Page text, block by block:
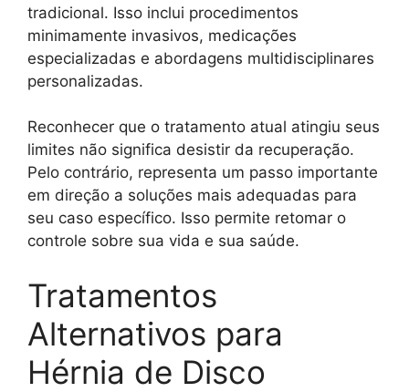
tradicional. Isso inclui procedimentos
minimamente invasivos, medicações
especializadas e abordagens multidisciplinares
personalizadas.
Reconhecer que o tratamento atual atingiu seus
limites não significa desistir da recuperação.
Pelo contrário, representa um passo importante
em direção a soluções mais adequadas para
seu caso específico. Isso permite retomar o
controle sobre sua vida e sua saúde.
Tratamentos
Alternativos para
Hérnia de Disco